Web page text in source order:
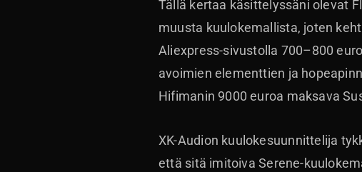
Tällä kertaa käsittelyssäni olevat
muusta kuulokemallista, joten
Aliexpress-sivustolla 700–800
avoimien elementtien ja
Hifimanin 9000 euroa maksava
XK-Audion kuulokesuunnittelija
että sitä imitoiva Serene-